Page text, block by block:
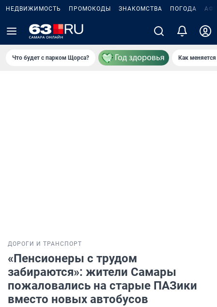
НЕДВИЖИМОСТЬ ПРОМОКОДЫ ЗНАКОМСТВА ПОГОДА
Что будет с парком Щорса? Как
ДОРОГИ И ТРАНСПОРТ
«Пенсионеры с трудом
забираются»: жители Самары
пожаловались на старые ПАЗики
вместо новых автобусов